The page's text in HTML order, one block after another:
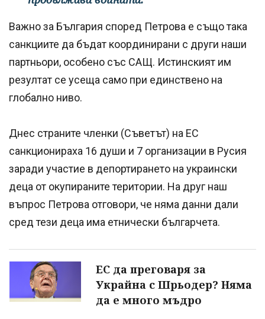
Важно за България според Петрова е също така
санкциите да бъдат координирани с други наши
партньори, особено със САЩ. Истинският им
резултат се усеща само при единствено на
глобално ниво.
Днес страните членки (Съветът) на ЕС
санкционираха 16 души и 7 организации в Русия
заради участие в депортирането на украински
деца от окупираните територии. На друг наш
въпрос Петрова отговори, че няма данни дали
сред тези деца има етнически българчета.
ЕС да преговаря за
Украйна с Шрьодер? Няма
да е много мъдро